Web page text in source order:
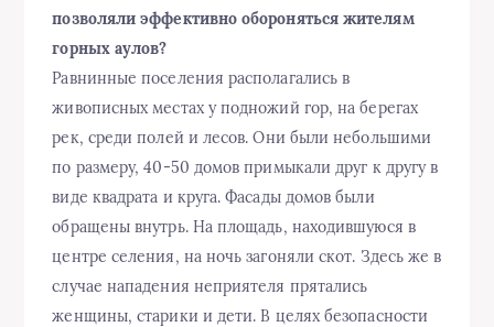
позволяли эффективно обороняться жителям
горных аулов?
Равнинные поселения располагались в
живописных местах у подножий гор, на берегах
рек, среди полей и лесов. Они были небольшими
по размеру, 40-50 домов примыкали друг к другу в
виде квадрата и круга. Фасады домов были
обращены внутрь. На площадь, находившуюся в
центре селения, на ночь загоняли скот. Здесь же в
случае нападения неприятеля прятались
женщины, старики и дети. В целях безопасности